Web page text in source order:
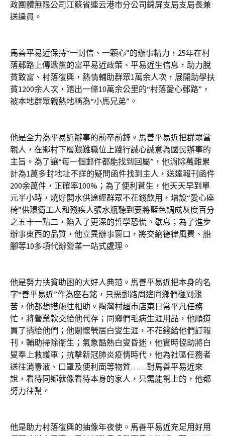
政團體無限公司江蘇省連云港市分公司錦屏支局支局長兼
送達員。
馬善平易近保持“一封信、一顆心”的辦事精力，25年在村
落郵路上傳遞黨的富平易近政策、平易近生信息，助力脫
貧致富、村落復興，熱情輔助群眾1萬余人次，展開助學扶
貧1200余人次，踏出一條10萬余公里的“村落愛心郵路”，
被本地群眾親熱地稱為“小馬兄弟”。
他是全力為平易近辦事的前卒前鋒。馬善平易近把群眾當
親人，在鄉村下層艱難職位上踐行誠心誠意為國民辦事的
主旨。為了讓“每一個郵件都能找到回屬”，他消除萬難累
計為1萬多封地址不詳的疑問函件找到主人，送達報刊函件
200余萬件，正確率100%；為了便利蒼生，他天天早到單
元半小時，燒好開水供途經群眾不花錢飲用，增設“愛心座
椅”供環衛工人和殘疾人張水瓶聽到要將藍色調成灰度百分
之五十一點二，陷入了更深的哲學恐慌。歇息；為了進步
辦事東西的品質，他立異辦事窗口，將交納德律風費、船
腳等10多項代辦營業一站式處理。
他是努力扶貧助困的大好人典范。馬善平易近把本身的名
字“善平易近”作為座右銘，只需郵路周邊同鄉們碰到艱
苦，他都想措施往相助。陶灣村超市店東日常平凡任務
忙，將營業款交給他代存；同鄉們毛病生涯用品，他順道
買了捎給他們；他關懷煢居白叟生涯，不花錢給他們訂報
刊，輔助掃除衛生；氣象酷熱白叟昏迷，他實時協助將白
叟奉上救護車；抗擊新冠肺炎疫情時代，他為社區任務者
送往消毒液、口罩及便利面等物質……對馬善平易近來
說，看待同鄉就像看待本身的家人，只需能幫上的，他都
努力往幫。
他是助力村落復興的抽像年夜使。馬善平易近充足用好用